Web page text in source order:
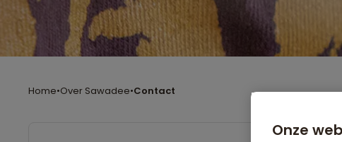
Home•Over Sawadee•Contact
Onze